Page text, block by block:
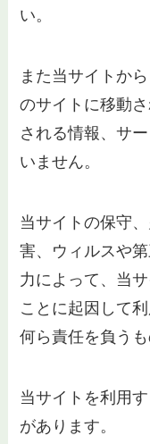
い。
また当サイトか
のサイトに移動
される情報、サ
いません。
当サイトの保守
害、ウィルスや
力によって、当
ことに起因して
何ら責任を負う
当サイトを利用
があります。